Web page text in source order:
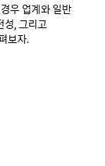
우 업계와 일반
성, 그리고
보자.